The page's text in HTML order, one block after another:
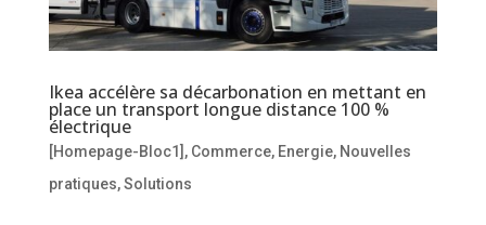
Ikea accélère sa décarbonation en mettant en
place un transport longue distance 100 %
électrique
[Homepage-Bloc1] , Commerce, Energie, Nouvelles
pratiques,Solutions